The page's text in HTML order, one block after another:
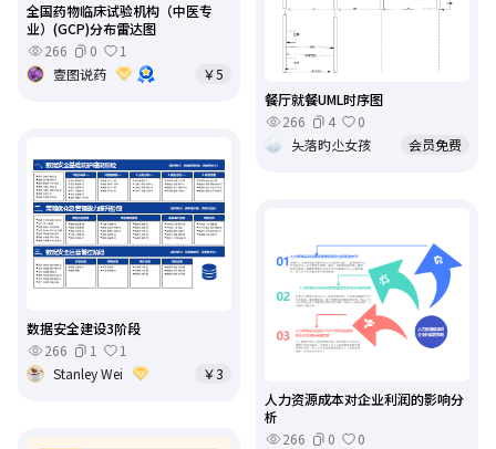
全国药物临床试验机构（中医专
业）(GCP)分布雷达图
266
0
1
壹图说药
￥5
餐厅就餐UML时序图
266
4
0
夨落旳尐女孩
会员免费
数据安全建设3阶段
266
1
1
Stanley Wei
￥3
人力资源成本对企业利润的影响分
析
266
0
0